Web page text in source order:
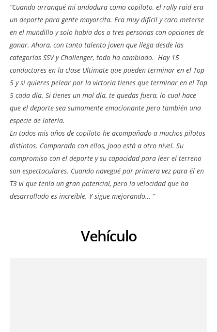
“Cuando arranqué mi andadura como copiloto, el rally raid era
un deporte para gente mayorcita. Era muy difícil y caro meterse
en el mundillo y solo había dos o tres personas con opciones de
ganar. Ahora, con tanto talento joven que llega desde las
categorías SSV y Challenger, todo ha cambiado. Hay 15
conductores en la clase Ultimate que pueden terminar en el Top
5 y si quieres pelear por la victoria tienes que terminar en el Top
5 cada día. Si tienes un mal día, te quedas fuera, lo cual hace
que el deporte sea sumamente emocionante pero también una
especie de lotería.
En todos mis años de copiloto he acompañado a muchos pilotos
distintos. Comparado con ellos, Joao está a otro nivel. Su
compromiso con el deporte y su capacidad para leer el terreno
son espectaculares. Cuando navegué por primera vez para él en
T3 vi que tenía un gran potencial, pero la velocidad que ha
desarrollado es increíble. Y sigue mejorando… ”
Vehículo